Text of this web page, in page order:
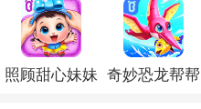
官方版
v9.93.00.00
破解版
v9.93.00.00
照顾甜心妹妹 奇妙恐龙帮帮